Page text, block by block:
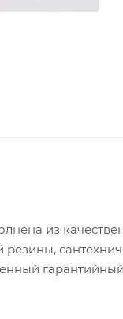
из
гарантийный